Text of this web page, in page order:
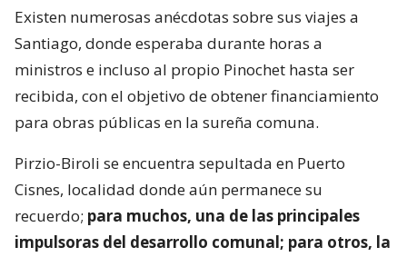
Existen numerosas anécdotas sobre sus viajes a
Santiago, donde esperaba durante horas a
ministros e incluso al propio Pinochet hasta ser
recibida, con el objetivo de obtener financiamiento
para obras públicas en la sureña comuna.
Pirzio-Biroli se encuentra sepultada en Puerto
Cisnes, localidad donde aún permanece su
recuerdo; para muchos, una de las principales
impulsoras del desarrollo comunal; para otros, la